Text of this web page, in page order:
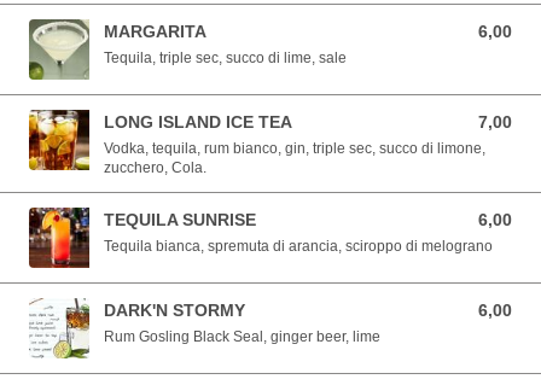
MARGARITA 6,00
6,00 EUR
Tequila, triple sec, succo di lime, sale
LONG ISLAND ICE TEA 7,00
7,00 EUR
Vodka, tequila, rum bianco, gin, triple sec, succo di limone,
zucchero, Cola.
TEQUILA SUNRISE 6,00
6,00 EUR
Tequila bianca, spremuta di arancia, sciroppo di melograno
DARK'N STORMY 6,00
6,00 EUR
Rum Gosling Black Seal, ginger beer, lime